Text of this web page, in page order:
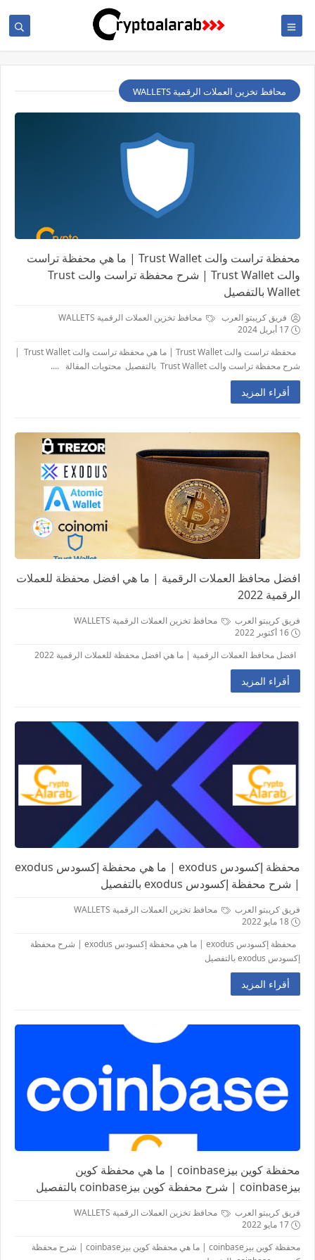
محافظ تخزين العملات الرقمية WALLETS
محفظة تراست والت Trust Wallet | ما هي محفظة تراست
والت Trust Wallet | شرح محفظة تراست والت Trust
Wallet بالتفصيل
فريق كريبتو العرب
محافظ تخزين العملات الرقمية WALLETS
17 أبريل 2024
محفظة تراست والت Trust Wallet | ما هي محفظة تراست والت Trust Wallet |
شرح محفظة تراست والت Trust Wallet بالتفصيل محتويات المقالة ....
أقراء المزيد
افضل محافظ العملات الرقمية | ما هي افضل محفظة للعملات
الرقمية 2022
فريق كريبتو العرب
محافظ تخزين العملات الرقمية WALLETS
16 أكتوبر 2022
افضل محافظ العملات الرقمية | ما هي افضل محفظة للعملات الرقمية 2022
أقراء المزيد
محفظة إكسودس exodus | ما هي محفظة إكسودس exodus
| شرح محفظة إكسودس exodus بالتفصيل
فريق كريبتو العرب
محافظ تخزين العملات الرقمية WALLETS
18 مايو 2022
محفظة إكسودس exodus | ما هي محفظة إكسودس exodus | شرح محفظة
إكسودس exodus بالتفصيل
أقراء المزيد
محفظة كوين بيزcoinbase | ما هي محفظة كوين
بيزcoinbase | شرح محفظة كوين بيزcoinbase بالتفصيل
فريق كريبتو العرب
محافظ تخزين العملات الرقمية WALLETS
17 مايو 2022
محفظة كوين بيزcoinbase | ما هي محفظة كوين بيزcoinbase | شرح محفظة